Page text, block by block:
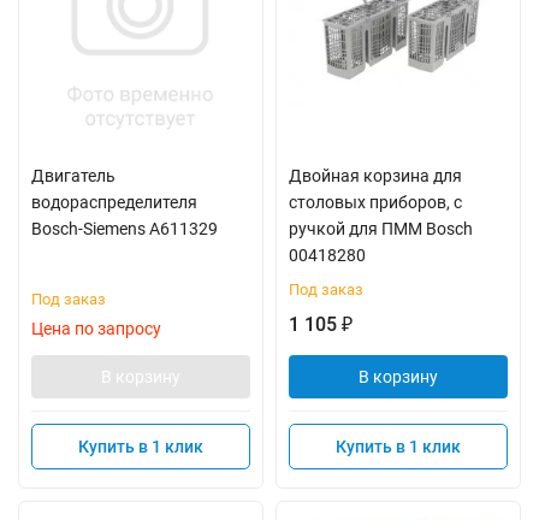
Двигатель
водораспределителя
Bosch-Siemens A611329
Под заказ
Цена по запросу
В корзину
Купить в 1 клик
Двойная корзина для
столовых приборов, с
ручкой для ПММ Bosch
00418280
Под заказ
1 105 ₽
В корзину
Купить в 1 клик